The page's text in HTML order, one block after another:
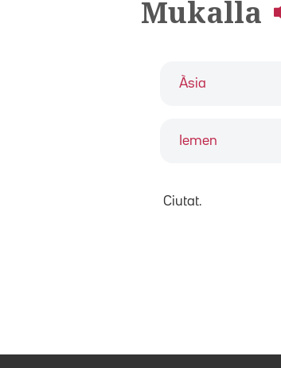
Mukalla
Àsia
Iemen
Ciutat.